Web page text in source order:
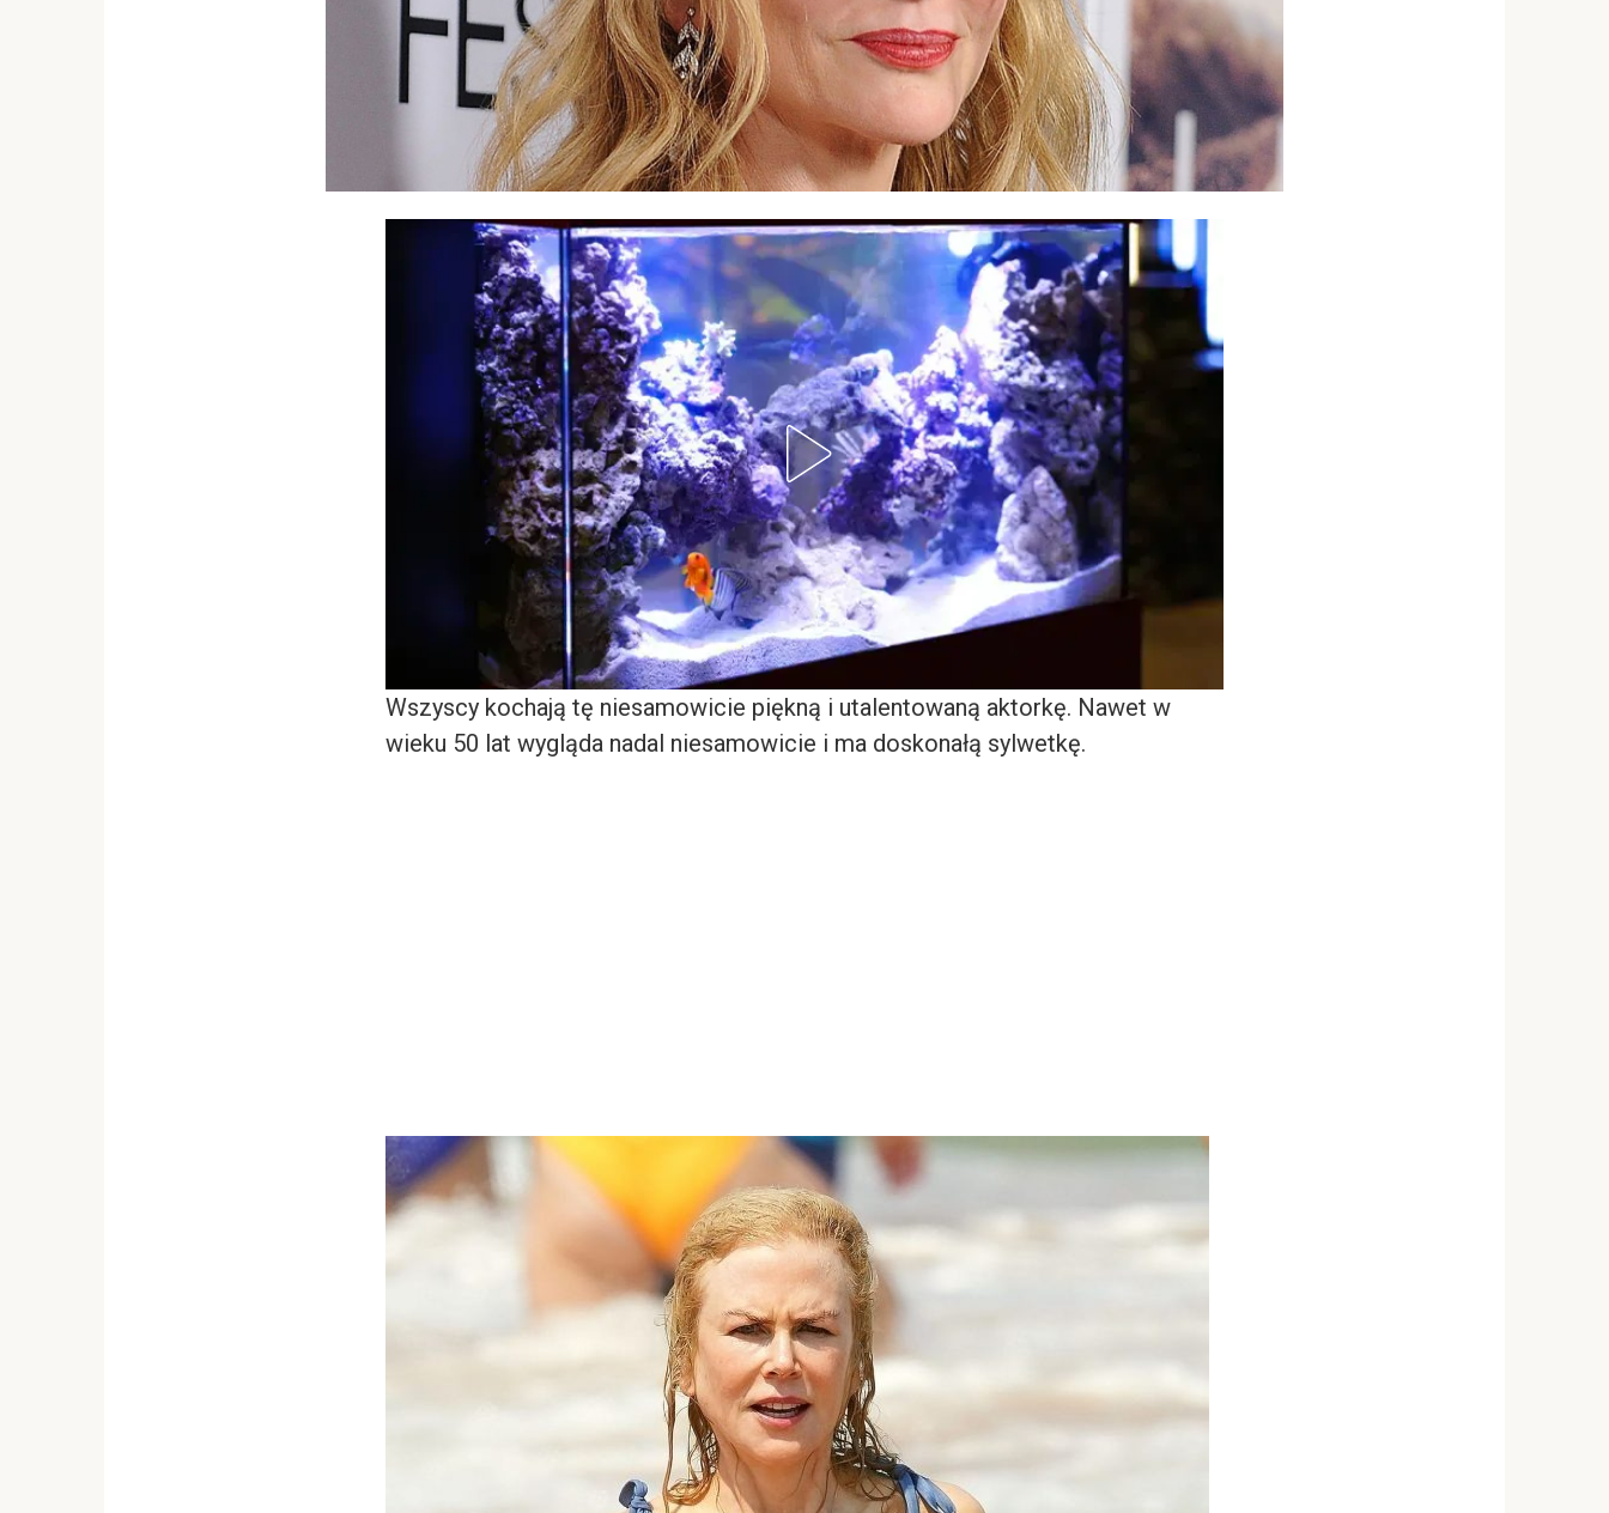
Wszyscy kochają tę niesamowicie piękną i utalentowaną aktorkę. Nawet w
wieku 50 lat wygląda nadal niesamowicie i ma doskonałą sylwetkę.